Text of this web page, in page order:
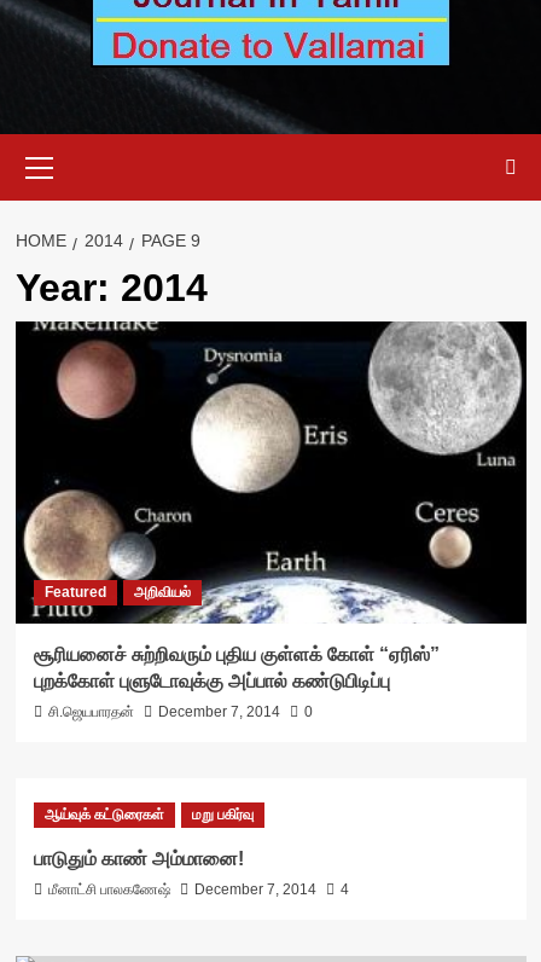
Menu
HOME 2014 PAGE 9
Year: 2014
Featured அறிவியல்
சூரியனைச் சுற்றிவரும் புதிய குள்ளக் கோள் “ஏரிஸ்”
புறக்கோள் புளுடோவுக்கு அப்பால் கண்டுபிடிப்பு
சி.ஜெயபாரதன் December 7, 2014 0
ஆய்வுக் கட்டுரைகள் மறு பகிர்வு
பாடுதும் காண் அம்மானை!
மீனாட்சி பாலகணேஷ் December 7, 2014 4